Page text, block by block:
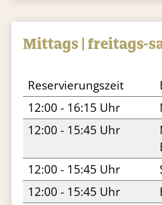
Mittags | freitags-
Reservierungszeit
12:00 - 16:15 Uhr
12:00 - 15:45 Uhr
12:00 - 15:45 Uhr
12:00 - 15:45 Uhr